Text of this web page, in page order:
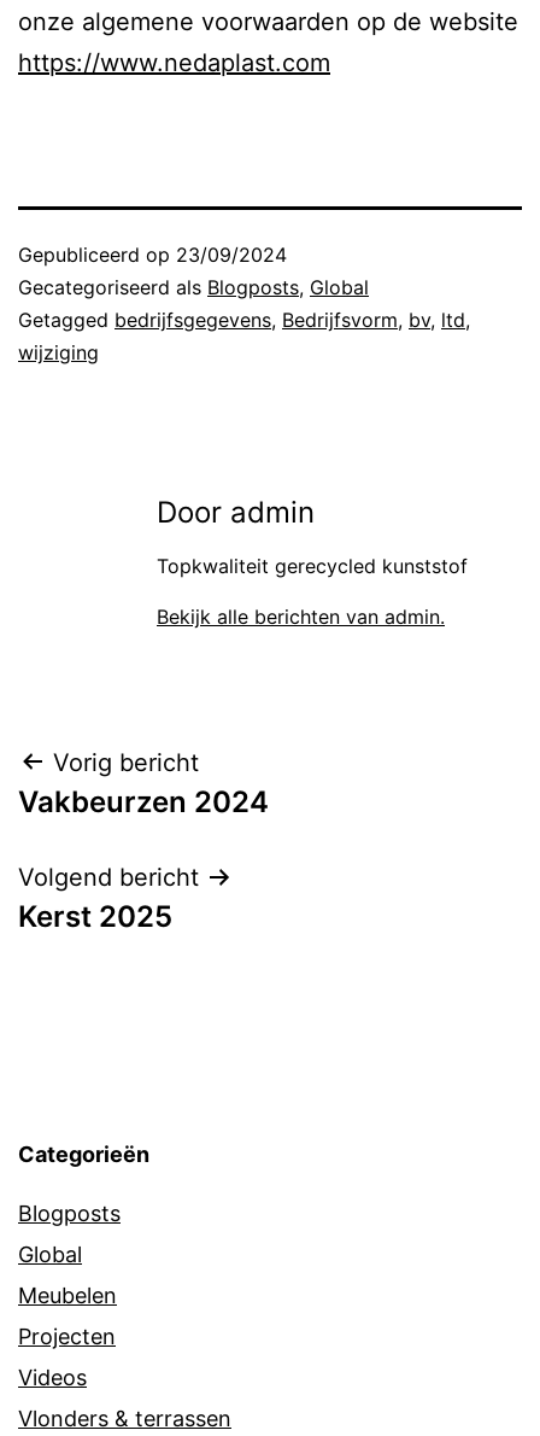
onze algemene voorwaarden op de website
https://www.nedaplast.com
Gepubliceerd op 23/09/2024
Gecategoriseerd als Blogposts, Global
Getagged bedrijfsgegevens, Bedrijfsvorm, bv, ltd,
wijziging
Door admin
Topkwaliteit gerecycled kunststof
Bekijk alle berichten van admin.
Bericht
navigatie
Vorig bericht
Vakbeurzen 2024
Volgend bericht
Kerst 2025
Categorieën
Blogposts
Global
Meubelen
Projecten
Videos
Vlonders & terrassen